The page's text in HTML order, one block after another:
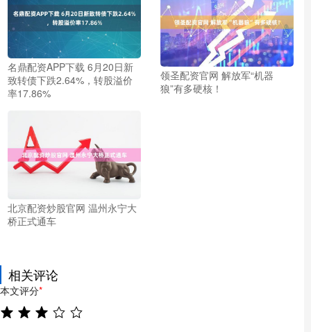
名鼎配资APP下载 6月20日新
致转债下跌2.64%，转股溢价
率17.86%
领圣配资官网 解放军“机器
狼”有多硬核！
北京配资炒股官网 温州永宁大
桥正式通车
相关评论
本文评分*